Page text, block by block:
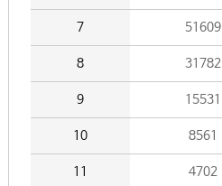
7 51609
8 31782
9 15531
10 8561
11 4702